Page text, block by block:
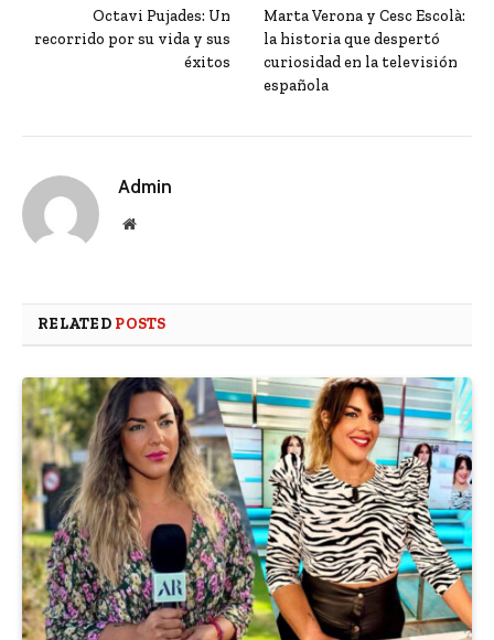
Octavi Pujades: Un
recorrido por su vida y sus
éxitos
Marta Verona y Cesc Escolà:
la historia que despertó
curiosidad en la televisión
española
Admin
Website
RELATED POSTS